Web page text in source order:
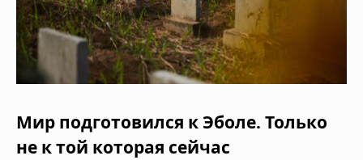
Мир подготовился к Эболе. Только
не к той которая сейчас